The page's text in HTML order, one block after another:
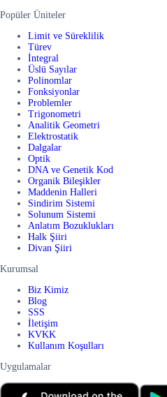
Popüler Üniteler
Limit ve Süreklilik
Türev
İntegral
Üslü Sayılar
Polinomlar
Fonksiyonlar
Problemler
Trigonometri
Analitik Geometri
Elektrostatik
Dalgalar
Optik
DNA ve Genetik Kod
Organik Bileşikler
Maddenin Halleri
Sindirim Sistemi
Solunum Sistemi
Anlatım Bozuklukları
Halk Şiiri
Divan Şiiri
Kurumsal
Biz Kimiz
Blog
SSS
İletişim
KVKK
Kullanım Koşulları
Uygulamalar